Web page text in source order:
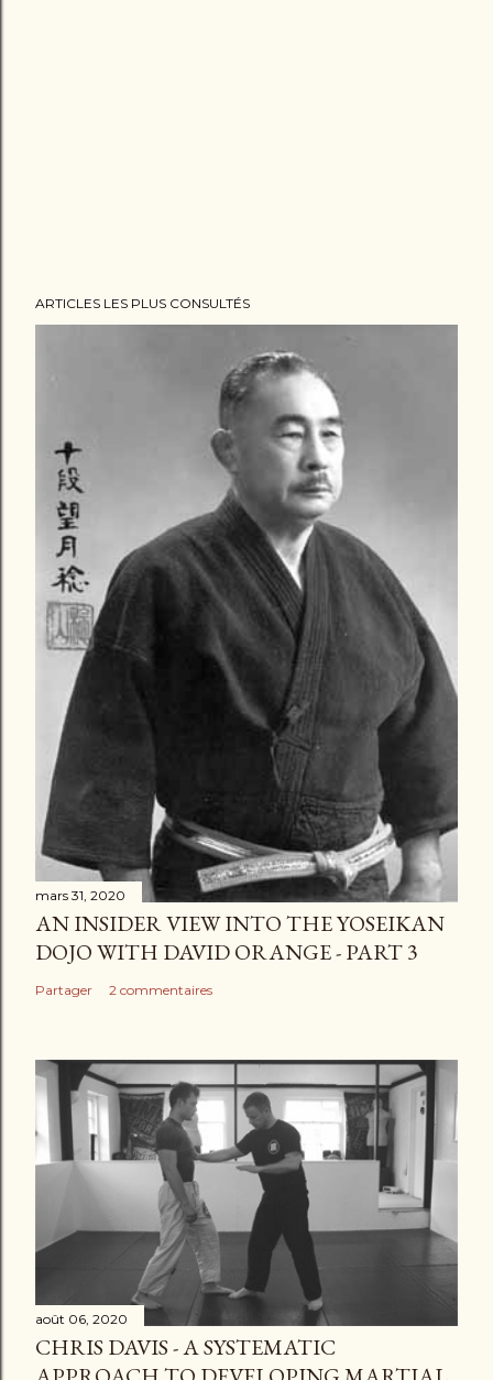
ARTICLES LES PLUS CONSULTÉS
mars 31, 2020
AN INSIDER VIEW INTO THE YOSEIKAN
DOJO WITH DAVID ORANGE - PART 3
Partager 2 commentaires
août 06, 2020
CHRIS DAVIS - A SYSTEMATIC